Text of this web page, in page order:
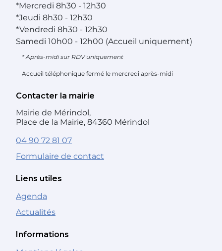
*Mercredi 8h30 - 12h30
*Jeudi 8h30 - 12h30
*Vendredi 8h30 - 12h30
Samedi 10h00 - 12h00 (Accueil uniquement)
* Après-midi sur RDV uniquement
Accueil téléphonique fermé le mercredi après-midi
Contacter la mairie
Mairie de Mérindol,
Place de la Mairie, 84360 Mérindol
04 90 72 81 07
Formulaire de contact
Liens utiles
Agenda
Actualités
Informations